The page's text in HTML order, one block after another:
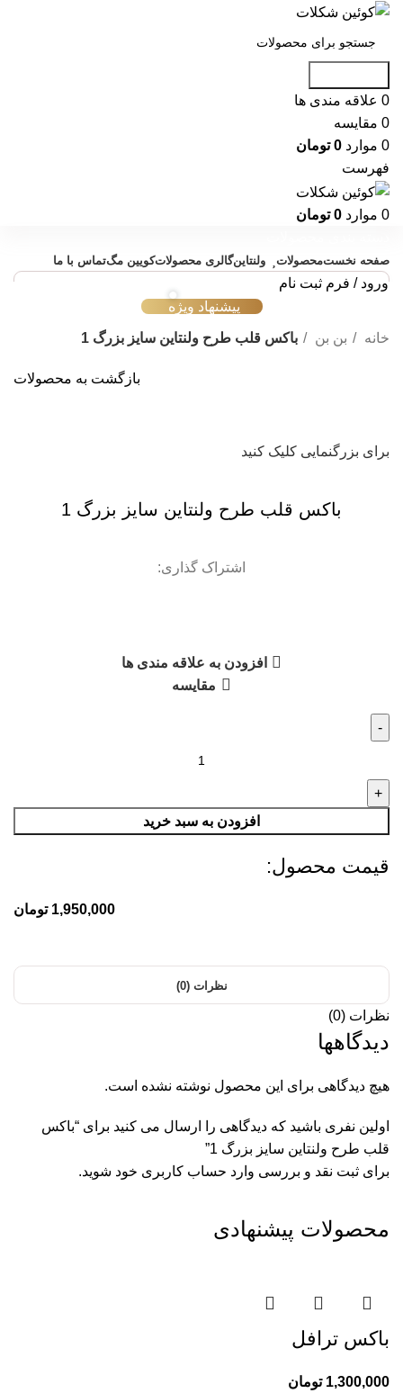
0 علاقه مندی ها
0 مقایسه
0 موارد 0 تومان
فهرست
0 موارد 0 تومان
صفحه نخستمحصولات ولنتاینگالری محصولاتکویین مگتماس با ما
ورود / فرم ثبت نام
پیشنهاد ویژه
خانه بن بن باکس قلب طرح ولنتاین سایز بزرگ 1
بازگشت به محصولات
برای بزرگنمایی کلیک کنید
باکس قلب طرح ولنتاین سایز بزرگ 1
اشتراک گذاری:
افزودن به علاقه مندی ها
مقایسه
افزودن به سبد خرید
قیمت محصول:​
1,950,000 تومان
نظرات (0)
نظرات (0)
دیدگاهها
هیچ دیدگاهی برای این محصول نوشته نشده است.
اولین نفری باشید که دیدگاهی را ارسال می کنید برای “باکس
قلب طرح ولنتاین سایز بزرگ 1”
برای ثبت نقد و بررسی وارد حساب کاربری خود شوید.
محصولات پیشنهادی
باکس ترافل
1,300,000 تومان